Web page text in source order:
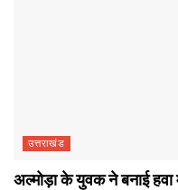
उत्तराखंड
अल्मोड़ा के युवक ने बनाई हवा